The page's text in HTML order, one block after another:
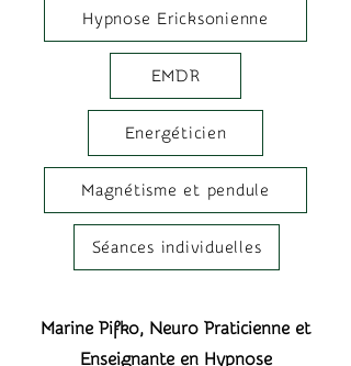
Hypnose Ericksonienne
EMDR
Energéticien
Magnétisme et pendule
Séances individuelles
Marine Pifko, Neuro Praticienne et
Enseignante enHypnose